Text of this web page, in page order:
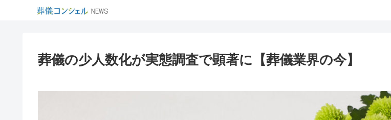
葬儀の少人数化が実態調査で顕著に【葬儀業界の今】